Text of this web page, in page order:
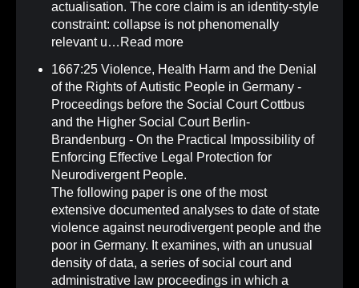
actualisation. The core claim is an identity-style
constraint: collapse is not phenomenally
relevant u… Read more
1667:25 Violence, Health Harm and the Denial
of the Rights of Autistic People in Germany -
Proceedings before the Social Court Cottbus
and the Higher Social Court Berlin-
Brandenburg - On the Practical Impossibility of
Enforcing Effective Legal Protection for
Neurodivergent People.
The following paper is one of the most
extensive documented analyses to date of state
violence against neurodivergent people and the
poor in Germany. It examines, with an unusual
density of data, a series of social court and
administrative law proceedings in which a